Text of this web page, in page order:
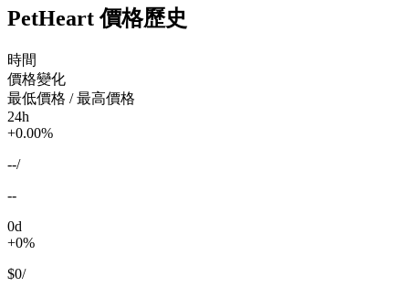
PetHeart 價格歷史
時間
價格變化
最低價格 / 最高價格
24h
+0.00%
--/
--
0d
+0%
$0/